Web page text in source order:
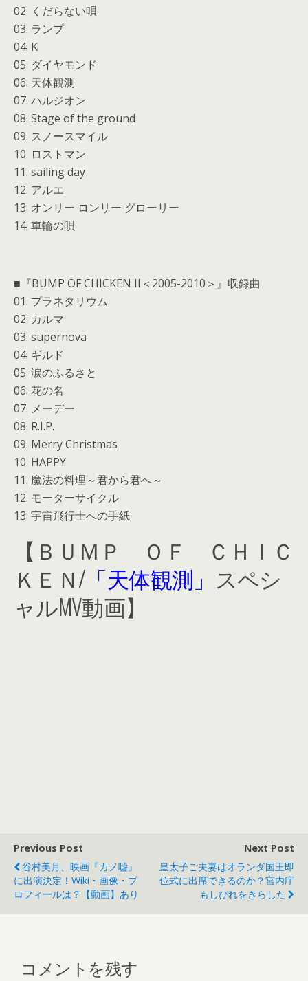
02. くだらない唄
03. ランプ
04. K
05. ダイヤモンド
06. 天体観測
07. ハルジオン
08. Stage of the ground
09. スノースマイル
10. ロストマン
11. sailing day
12. アルエ
13. オンリー ロンリー グローリー
14. 車輪の唄
■『BUMP OF CHICKEN II＜2005-2010＞』収録曲
01. プラネタリウム
02. カルマ
03. supernova
04. ギルド
05. 涙のふるさと
06. 花の名
07. メーデー
08. R.I.P.
09. Merry Christmas
10. HAPPY
11. 魔法の料理～君から君へ～
12. モーターサイクル
13. 宇宙飛行士への手紙
【ＢＵＭＰ ＯＦ ＣＨＩＣ
ＫＥＮ/ 「天体観測」 スペシ
ャルMV動画】
Previous Post
谷村美月、映画『カノ嘘』
に出演決定！Wiki・画像・プ
ロフィールは？【動画】あり
Next Post
皇太子ご夫妻はオランダ国王即
位式に出席できるのか？宮内庁
もしびれをきらした
コメントを残す